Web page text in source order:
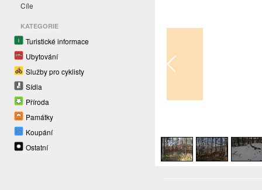
Cíle
KATEGORIE
Turistické informace
Ubytování
Služby pro cyklisty
Sídla
Příroda
Památky
Koupání
Ostatní